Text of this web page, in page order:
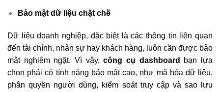
Bảo mật dữ liệu chặt chẽ
Dữ liệu doanh nghiệp, đặc biệt là các thông tin liên quan
đến tài chính, nhân sự hay khách hàng, luôn cần được bảo
mật nghiêm ngặt. Vì vậy,công cụ dashboard
bạn lựa
chọn phải có tính năng bảo mật cao, như mã hóa dữ liệu,
phân quyền người dùng, kiểm soát truy cập và sao lưu